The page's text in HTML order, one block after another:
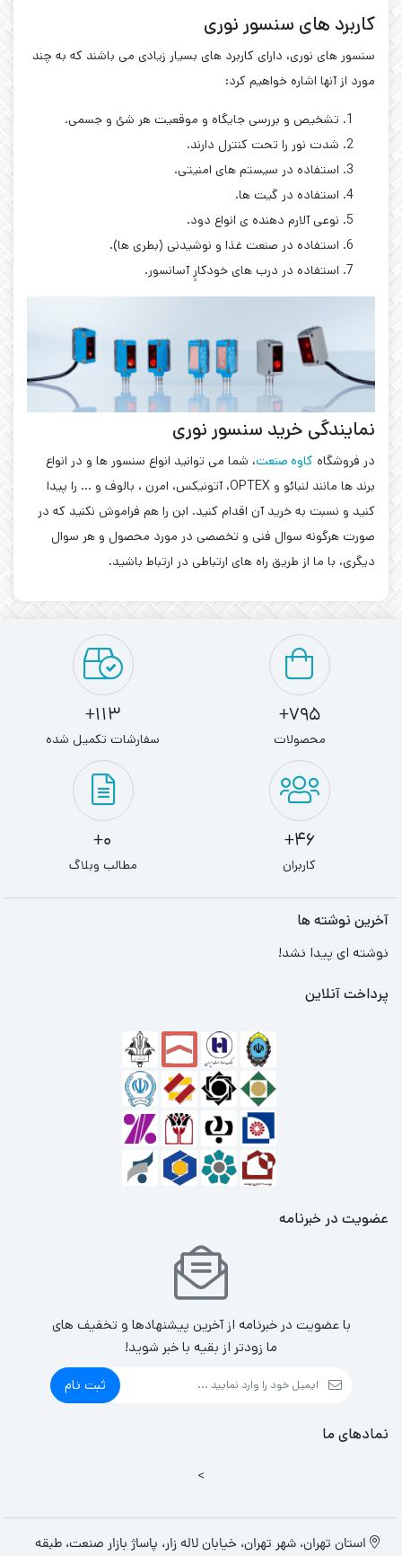
کاربرد های سنسور نوری
سنسور های نوری، دارای کاربرد های بسیار زیادی می باشند که به چند
مورد از آنها اشاره خواهیم کرد:
تشخیص و بررسی جایگاه و موقعیت هر شئ و جسمی.
شدت نور را تحت کنترل دارند.
استفاده در سیستم های امنیتی.
استفاده در گیت ها.
نوعی آلارم دهنده ی انواع دود.
استفاده در صنعت غذا و نوشیدنی (بطری ها).
استفاده در درب های خودکارِِ آسانسور.
نمایندگی خرید سنسور نوری
در فروشگاه کاوه صنعت، شما می توانید انواع سنسور ها و در انواع
برند ها مانند لنبائو و OPTEX، آتونیکس، امرن ، بالوف و … را پیدا
کنید و نسبت به خرید آن اقدام کنید. ابن را هم فراموش نکنید که در
صورت هرگونه سوال فنی و تخصصی در مورد محصول و هر سوال
دیگری، با ما از طریق راه های ارتباطی در ارتباط باشید.
795+
محصولات
113+
سفارشات تکمیل شده
46+
کاربران
0+
مطالب وبلاگ
آخرین نوشته ها
نوشته ای پیدا نشد!
پرداخت آنلاین
عضویت در خبرنامه
با عضویت در خبرنامه از آخرین پیشنهادها و تخفیف های
ما زودتر از بقیه با خبر شوید!
ثبت نام
نمادهای ما
>
استان تهران، شهر تهران، خیابان لاله زار، پاساژ بازار صنعت، طبقه